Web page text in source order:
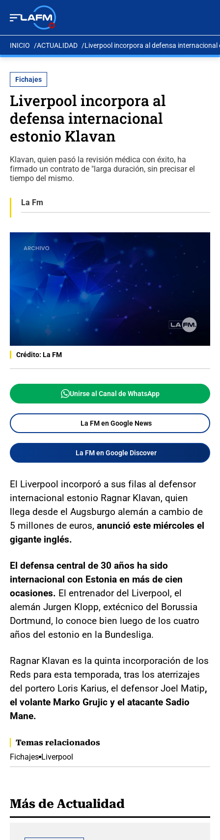
INICIO ACTUALIDAD Liverpool incorpora al defensa internacional
Fichajes
Liverpool incorpora al
defensa internacional
estonio Klavan
Klavan, quien pasó la revisión médica con éxito, ha
firmado un contrato de "larga duración, sin precisar el
tiempo del mismo.
La Fm
Crédito: La FM
Unirse al Canal de WhatsApp
La FM en Google News
La FM en Google Discover
El Liverpool incorporó a sus filas al defensor
internacional estonio Ragnar Klavan, quien
llega desde el Augsburgo alemán a cambio de
5 millones de euros, anunció este miércoles el
gigante inglés.
El defensa central de 30 años ha sido
internacional con Estonia en más de cien
ocasiones. El entrenador del Liverpool, el
alemán Jurgen Klopp, extécnico del Borussia
Dortmund, lo conoce bien luego de los cuatro
años del estonio en la Bundesliga.
Ragnar Klavan es la quinta incorporación de los
Reds para esta temporada, tras los aterrizajes
del portero Loris Karius, el defensor Joel Matip,
el volante Marko Grujic y el atacante Sadio
Mane.
Temas relacionados
Fichajes Liverpool
Más de Actualidad